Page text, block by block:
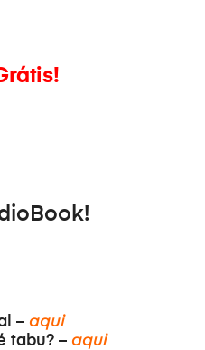
!
– aqui
tabu? – aqui